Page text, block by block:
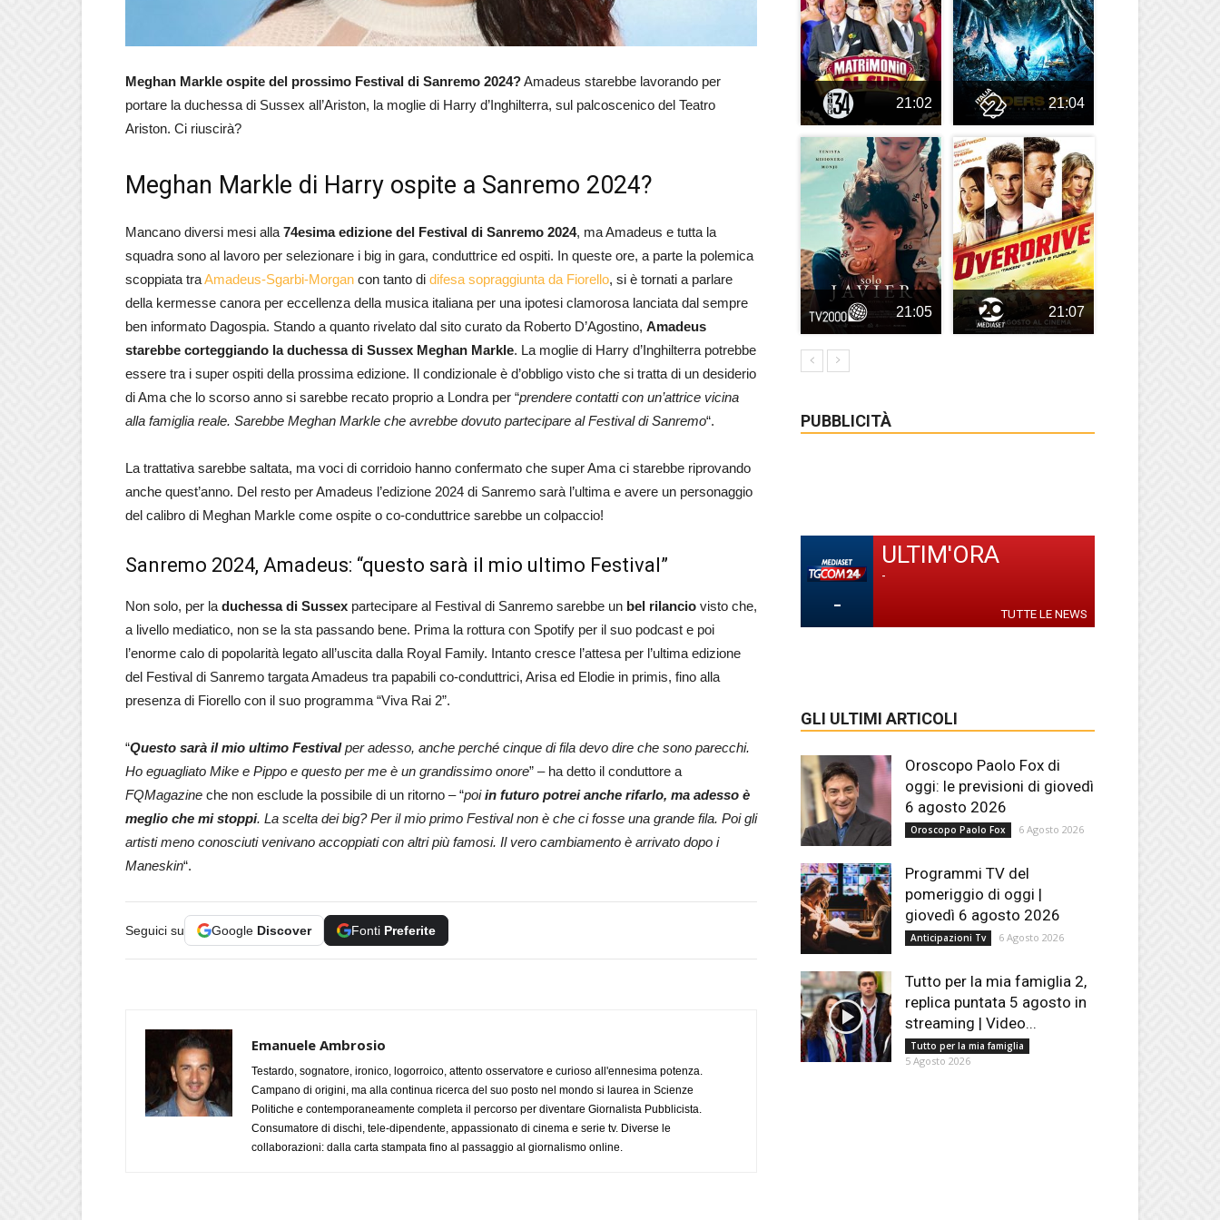
Meghan Markle ospite del prossimo Festival di Sanremo 2024?Amadeus starebbe lavorando per
portare la duchessa di Sussex all’Ariston, la moglie di Harry d’Inghilterra, sul palcoscenico del Teatro
Ariston. Ci riuscirà?
Meghan Markle di Harry ospite a Sanremo 2024?
Mancano diversi mesi alla 74esima edizione del Festival di Sanremo 2024, ma Amadeus e tutta la
squadra sono al lavoro per selezionare i big in gara, conduttrice ed ospiti. In queste ore, a parte la polemica
scoppiata traAmadeus-Sgarbi-Morgan con tanto di difesa sopraggiunta da Fiorello, si è tornati a parlare
della kermesse canora per eccellenza della musica italiana per una ipotesi clamorosa lanciata dal sempre
ben informato Dagospia. Stando a quanto rivelato dal sito curato da Roberto D’Agostino, Amadeus
starebbe corteggiando la duchessa di Sussex Meghan Markle. La moglie di Harry d’Inghilterra potrebbe
essere tra i super ospiti della prossima edizione. Il condizionale è d’obbligo visto che si tratta di un desiderio
di Ama che lo scorso anno si sarebbe recato proprio a Londra per “prendere contatti con un’attrice vicina
alla famiglia reale. Sarebbe Meghan Markle che avrebbe dovuto partecipare al Festival di Sanremo“.
La trattativa sarebbe saltata, ma voci di corridoio hanno confermato che super Ama ci starebbe riprovando
anche quest’anno. Del resto per Amadeus l’edizione 2024 di Sanremo sarà l’ultima e avere un personaggio
del calibro di Meghan Markle come ospite o co-conduttrice sarebbe un colpaccio!
Sanremo 2024, Amadeus: “questo sarà il mio ultimo Festival”
Non solo, per la duchessa di Sussex partecipare al Festival di Sanremo sarebbe un bel rilancio visto che,
a livello mediatico, non se la sta passando bene. Prima la rottura con Spotify per il suo podcast e poi
l’enorme calo di popolarità legato all’uscita dalla Royal Family. Intanto cresce l’attesa per l’ultima edizione
del Festival di Sanremo targata Amadeus tra papabili co-conduttrici, Arisa ed Elodie in primis, fino alla
presenza di Fiorello con il suo programma “Viva Rai 2”.
“Questo sarà il mio ultimo Festivalper adesso, anche perché cinque di fila devo dire che sono parecchi.
Ho eguagliato Mike e Pippo e questo per me è un grandissimo onore” – ha detto il conduttore a
FQMagazine che non esclude la possibile di un ritorno – “poiin futuro potrei anche rifarlo, ma adesso è
meglio che mi stoppi. La scelta dei big? Per il mio primo Festival non è che ci fosse una grande fila. Poi gli
artisti meno conosciuti venivano accoppiati con altri più famosi. Il vero cambiamento è arrivato dopo i
Maneskin“.
Seguici su Google Discover Fonti Preferite
Emanuele Ambrosio
Testardo, sognatore, ironico, logorroico, attento osservatore e curioso all'ennesima potenza.
Campano di origini, ma alla continua ricerca del suo posto nel mondo si laurea in Scienze
Politiche e contemporaneamente completa il percorso per diventare Giornalista Pubblicista.
Consumatore di dischi, tele-dipendente, appassionato di cinema e serie tv. Diverse le
collaborazioni: dalla carta stampata fino al passaggio al giornalismo online.
21:02 21:04
21:05 21:07
PUBBLICITÀ
-
ULTIM'ORA
-
TUTTE LE NEWS
GLI ULTIMI ARTICOLI
Oroscopo Paolo Fox di
oggi: le previsioni di giovedì
6 agosto 2026
Oroscopo Paolo Fox 6 Agosto 2026
Programmi TV del
pomeriggio di oggi |
giovedì 6 agosto 2026
Anticipazioni Tv 6 Agosto 2026
Tutto per la mia famiglia 2,
replica puntata 5 agosto in
streaming | Video...
Tutto per la mia famiglia
5 Agosto 2026